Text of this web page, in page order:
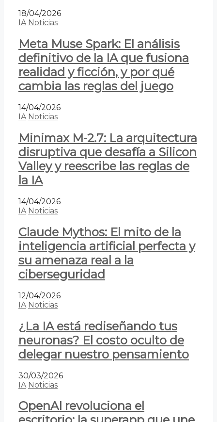
18/04/2026
IA Noticias
Meta Muse Spark: El análisis
definitivo de la IA que fusiona
realidad y ficción, y por qué
cambia las reglas del juego
14/04/2026
IA Noticias
Minimax M-2.7: La arquitectura
disruptiva que desafía a Silicon
Valley y reescribe las reglas de
la IA
14/04/2026
IA Noticias
Claude Mythos: El mito de la
inteligencia artificial perfecta y
su amenaza real a la
ciberseguridad
12/04/2026
IA Noticias
¿La IA está rediseñando tus
neuronas? El costo oculto de
delegar nuestro pensamiento
30/03/2026
IA Noticias
OpenAI revoluciona el